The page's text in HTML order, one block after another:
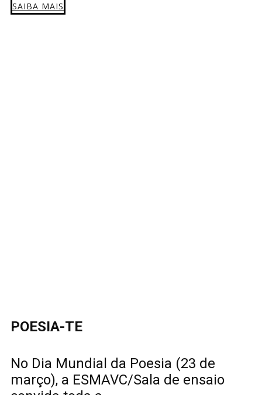
SAIBA MAIS
POESIA-TE
No Dia Mundial da Poesia (23 de
março), a ESMAVC/Sala de ensaio